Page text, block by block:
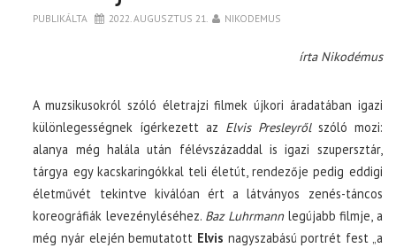
PUBLIKÁLTA 2022. AUGUSZTUS 21. NIKODEMUS
írta Nikodémus
A muzsikusokról szóló életrajzi filmek újkori áradatában igazi
különlegességnek ígérkezett az Elvis Presleyrőlszóló mozi:
alanya még halála után félévszázaddal is igazi szupersztár,
tárgya egy kacskaringókkal teli életút, rendezője pedig eddigi
életművét tekintve kiválóan ért a látványos zenés-táncos
koreográfiák levezényléséhez. Baz Luhrmannlegújabb filmje, a
még nyár elején bemutatott Elvis nagyszabású portrét fest „a